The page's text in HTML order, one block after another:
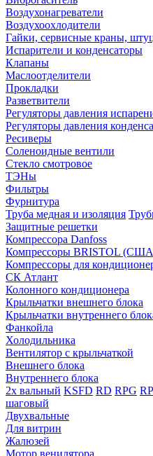
Воздухонагреватели
Воздухоохлодители
Гайки, сервисные краны,
Испарители и конденсаторы
Клапаны
Маслоотделители
Прокладки
Разветвители
Регуляторы давления
Регуляторы давления
Ресиверы
Соленоидные вентили
Стекло смотровое
ТЭНы
Фильтры
Фурнитура
Труба медная и изоляция
Защитные решетки
Компрессора Danfoss
Компрессоры BRISTOL
Компрессоры для
СК Атлант
Колонного кондиционера
Крыльчатки внешнего блока
Крыльчатки внутреннего
Фанкойла
Холодильника
Вентилятор с крыльчаткой
Внешнего блока
Внутреннего блока
2х вальный KSFD RD RPG
шаговый
Двухвальные
Для витрин
Жалюзей
Мотор венилятора